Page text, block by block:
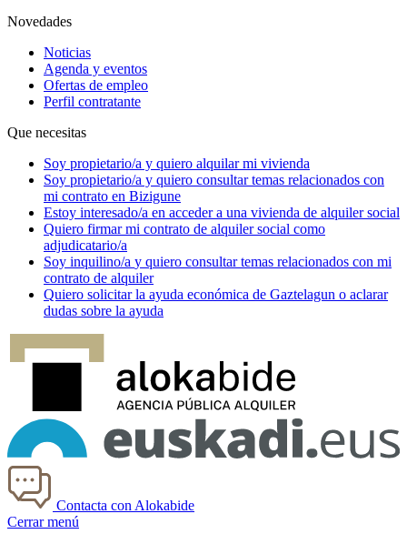
Novedades
Noticias
Agenda y eventos
Ofertas de empleo
Perfil contratante
Que necesitas
Soy propietario/a y quiero alquilar mi vivienda
Soy propietario/a y quiero consultar temas relacionados con
mi contrato en Bizigune
Estoy interesado/a en acceder a una vivienda de alquiler social
Quiero firmar mi contrato de alquiler social como
adjudicatario/a
Soy inquilino/a y quiero consultar temas relacionados con mi
contrato de alquiler
Quiero solicitar la ayuda económica de Gaztelagun o aclarar
dudas sobre la ayuda
Contacta con Alokabide
Cerrar menú